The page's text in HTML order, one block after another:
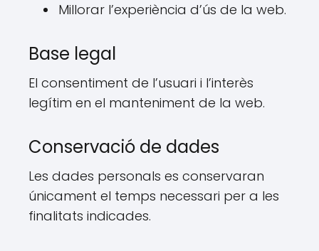
Millorar l’experiència d’ús de la web.
Base legal
El consentiment de l’usuari i l’interès
legítim en el manteniment de la web.
Conservació de dades
Les dades personals es conservaran
únicament el temps necessari per a les
finalitats indicades.